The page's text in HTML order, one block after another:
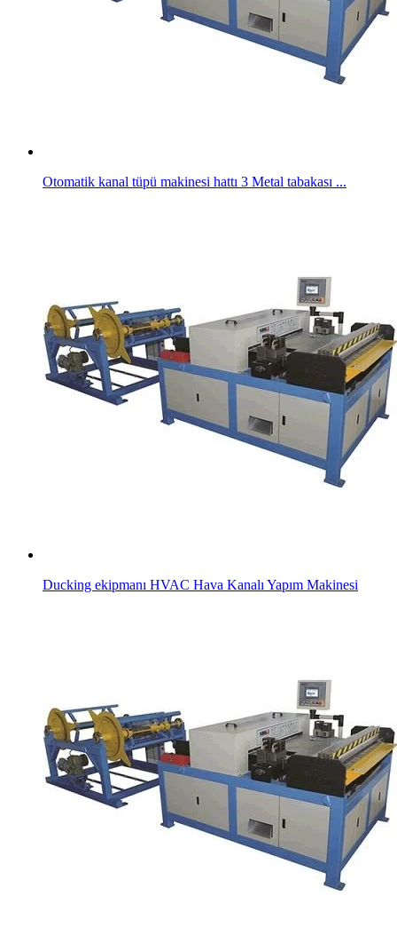
Otomatik kanal tüpü makinesi hattı 3 Metal tabakası ...
Ducking ekipmanı HVAC Hava Kanalı Yapım Makinesi